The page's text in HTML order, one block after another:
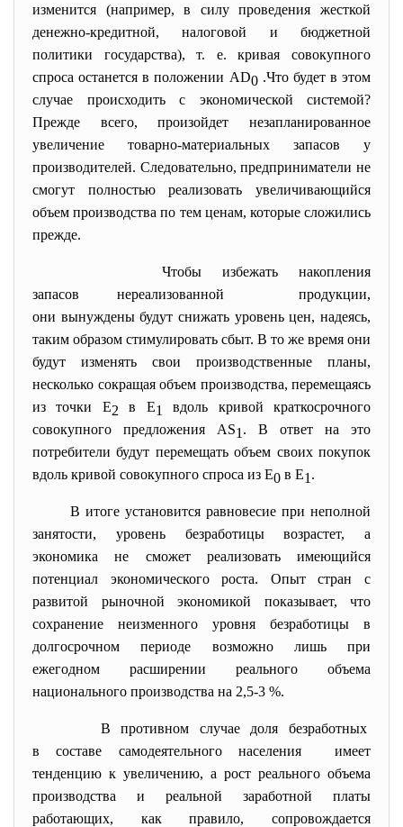
изменится (например, в силу проведения жесткой
денежно-кредитной, налоговой и бюджетной
политики государства), т. е. кривая совокупного
спроса останется в положении AD0.Что будет в этом
случае происходить с экономической системой?
Прежде всего, произойдет незапланированное
увеличение товарно-материальных запасов у
производителей. Следовательно, предприниматели не
смогут полностью реализовать увеличивающийся
объем производства по тем ценам, которые сложились
прежде.
Чтобы избежать накопления
запасов нереализованной продукции,
они вынуждены будут снижать уровень цен, надеясь,
таким образом стимулировать сбыт. В то же время они
будут изменять свои производственные планы,
несколько сокращая объем производства, перемещаясь
из точки Е2 в Е1
вдоль кривой краткосрочного
совокупного предложения AS1 . В ответ на это
потребители будут перемещать объем своих покупок
вдоль кривой совокупного спроса из Е0 в Е1 .
В итоге установится равновесие при неполной
занятости, уровень безработицы возрастет, а
экономика не сможет реализовать имеющийся
потенциал экономического роста. Опыт стран с
развитой рыночной экономикой показывает, что
сохранение неизменного уровня безработицы в
долгосрочном периоде возможно лишь при
ежегодном расширении реального объема
национального производства на 2,5-3 %.
В противном случае доля безработных
в составе самодеятельногонаселения имеет
тенденцию к увеличению, а рост реального объема
производства и реальной заработной платы
работающих, как правило, сопровождается